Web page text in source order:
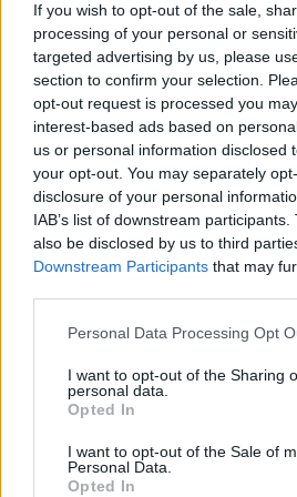
If you wish to opt-out of the sale,
processing of your personal or
targeted advertising by us, please
section to confirm your selection.
opt-out request is processed you
interest-based ads based on
us or personal information disclosed
your opt-out. You may separately
disclosure of your personal
IAB’s list of downstream
also be disclosed by us to third
Downstream Participants that may
Please note that this website/app
not limited to your visit or usage
grant or deny consent to Google and
use your data for below specified
consent section.
Personal Data Processing Opt
I want to opt-out of the Sharing
personal data.
Opted In
I want to opt-out of the Sale of
Personal Data.
Opted In
least distortion for playback on
television.
The TX100V is also the first
3.5-inch OLED with touch
blacks and more vibrant color
all while being thinner and
time than most LCDs. It's also
movies. Additionally, the DSC-
the only digital still cameras to
linear auto focus feature that
precise focusing similar to the
"Sony is one of the first camera
great benefit for consumers,"